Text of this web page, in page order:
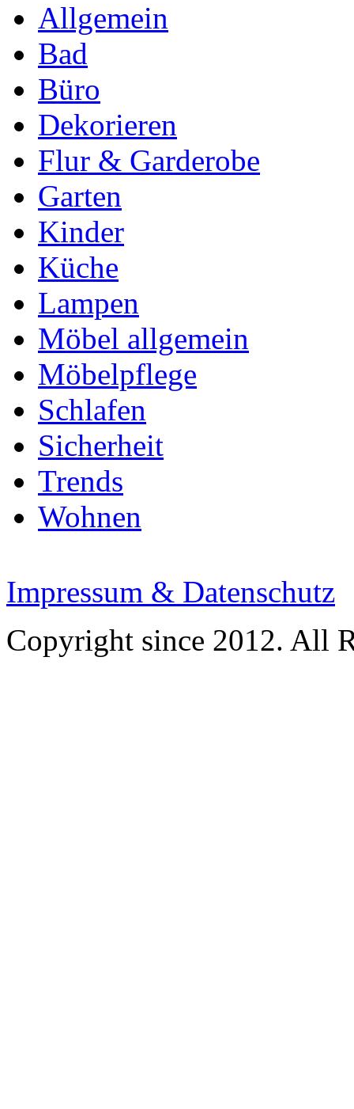
Allgemein
Bad
Büro
Dekorieren
Flur & Garderobe
Garten
Kinder
Küche
Lampen
Möbel allgemein
Möbelpflege
Schlafen
Sicherheit
Trends
Wohnen
Impressum & Datenschutz
Copyright since 2012. All